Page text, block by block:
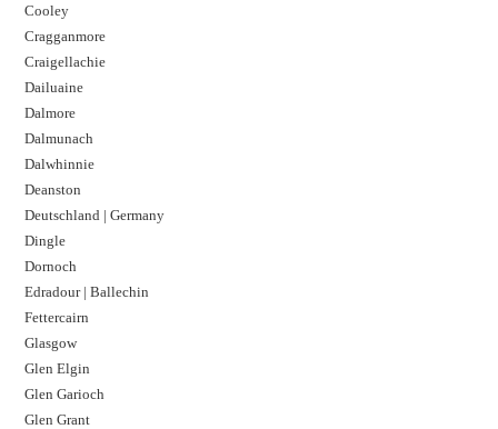
Cooley
Cragganmore
Craigellachie
Dailuaine
Dalmore​
Dalmunach
Dalwhinnie
Deanston
Deutschland | Germany
Dingle
Dornoch
Edradour | Ballechin
Fettercairn
Glasgow
Glen Elgin
Glen Garioch
Glen Grant